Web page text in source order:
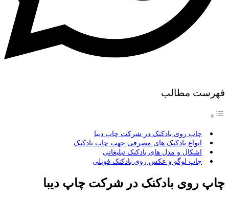
فهرست مطالب
چاپ روی بادکنک در شرکت چاپ دیبا
انواع بادکنک های مصرفی جهت چاپ بادکنک
اشکال و مدل های بادکنک تبلیغاتی
چاپ لوگو و عکس روی بادکنک فویلی
چاپ روی بادکنک در شرکت چاپ دیبا